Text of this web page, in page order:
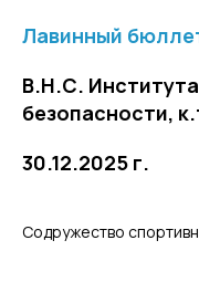
Лавинный
В.Н.С.
безопасности,
30.12.2025 г.
Содружество